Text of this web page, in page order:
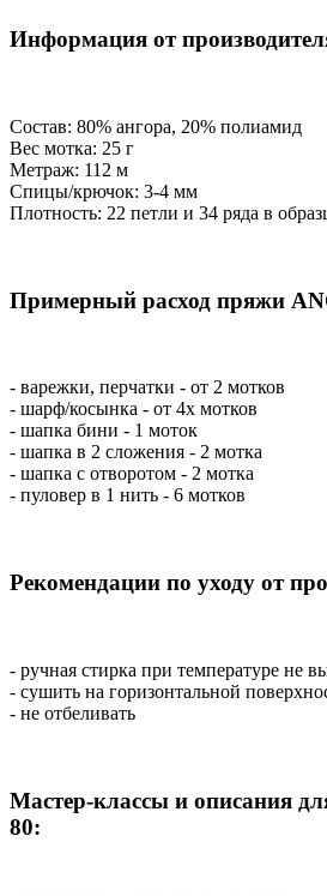
Информация от
Состав: 80% ангора, 20% полиамид
Вес мотка: 25 г
Метраж: 112 м
Спицы/крючок: 3-4 мм
Плотность: 22 петли и 34 ряда в
Примерный расход пряжи
- варежки, перчатки - от 2 мотков
- шарф/косынка - от 4х мотков
- шапка бини - 1 моток
- шапка в 2 сложения - 2 мотка
- шапка с отворотом - 2 мотка
- пуловер в 1 нить - 6 мотков
Рекомендации по уходу от
- ручная стирка при температуре не
- сушить на горизонтальной
- не отбеливать
Мастер-классы и описания
80: